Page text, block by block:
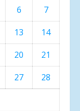
6
7
13
14
20
21
27
28